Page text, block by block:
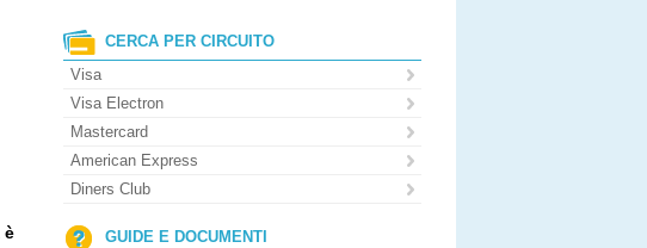
è
CERCA PER CIRCUITO
Visa
Visa Electron
Mastercard
American Express
Diners Club
GUIDE E DOCUMENTI